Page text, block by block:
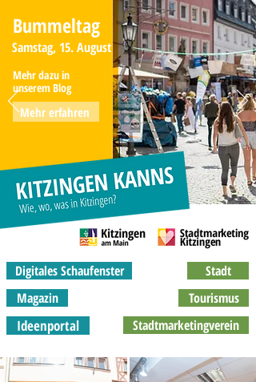
Bummeltag
Samstag, 15. August
Mehr dazu in
unserem Blog
Mehr erfahren
Stadt
Digitales Schaufenster
Magazin
Ideenportal
Tourismus
Stadtmarketingverein